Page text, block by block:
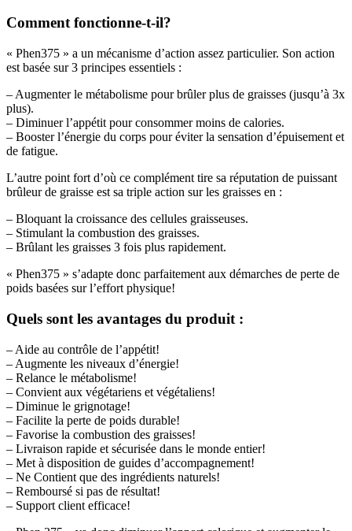
Comment fonctionne-t-il?
« Phen375 » a un mécanisme d’action assez particulier. Son action
est basée sur 3 principes essentiels :
– Augmenter le métabolisme pour brûler plus de graisses (jusqu’à 3x
plus).
– Diminuer l’appétit pour consommer moins de calories.
– Booster l’énergie du corps pour éviter la sensation d’épuisement et
de fatigue.
L’autre point fort d’où ce complément tire sa réputation de puissant
brûleur de graisse est sa triple action sur les graisses en :
– Bloquant la croissance des cellules graisseuses.
– Stimulant la combustion des graisses.
– Brûlant les graisses 3 fois plus rapidement.
« Phen375 » s’adapte donc parfaitement aux démarches de perte de
poids basées sur l’effort physique!
Quels sont les avantages du produit :
– Aide au contrôle de l’appétit!
– Augmente les niveaux d’énergie!
– Relance le métabolisme!
– Convient aux végétariens et végétaliens!
– Diminue le grignotage!
– Facilite la perte de poids durable!
– Favorise la combustion des graisses!
– Livraison rapide et sécurisée dans le monde entier!
– Met à disposition de guides d’accompagnement!
– Ne Contient que des ingrédients naturels!
– Remboursé si pas de résultat!
– Support client efficace!